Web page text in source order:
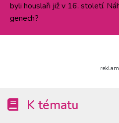
byli houslaři již v 16. století.
genech?
K tématu